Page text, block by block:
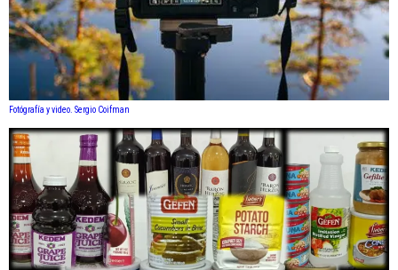
Fotógrafía y video. Sergio Coifman